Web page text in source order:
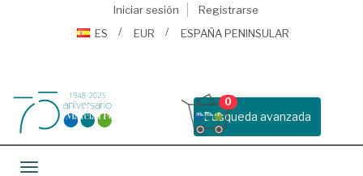
Iniciar sesión
Registrarse
ES
EUR ESPAÑA PENINSULAR
Busqueda avanzada
0
Toggle navigation